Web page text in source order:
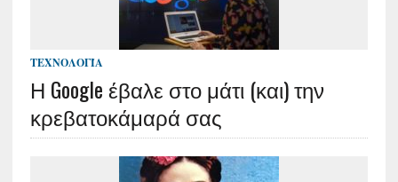
ΤΕΧΝΟΛΟΓΊΑ
Η Google έβαλε στο μάτι (και) την
κρεβατοκάμαρά σας